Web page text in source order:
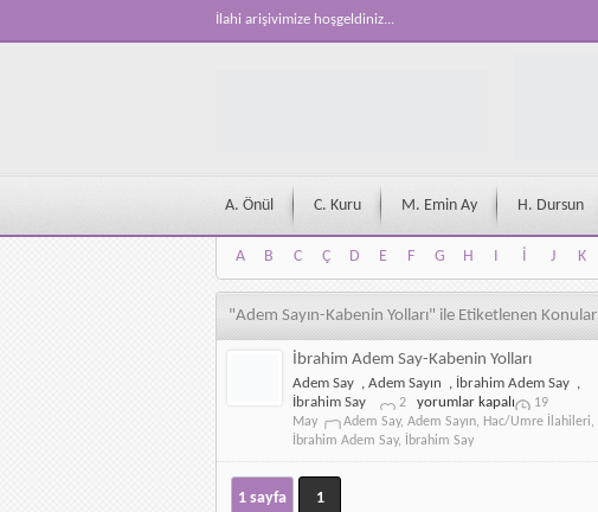
İlahi arişivimize hoşgeldiniz...
A. Önül C. Kuru M. Emin Ay H. Dursun
A B C Ç D E F G H I İ J K
A
B C Ç D E F G H I İ J K
"Adem Sayın-Kabenin Yolları" ile Etiketlenen Konular
İbrahim Adem Say-Kabenin Yolları
Adem Say , Adem Sayın , İbrahim Adem Say ,
İbrahim Say
2
İbrahim
Adem
Say-
Kabenin
yorumlar kapalı
19
May
Adem Say, Adem Sayın, Hac/Umre İlahileri,
İbrahim Adem Say, İbrahim Say
1 sayfa 1